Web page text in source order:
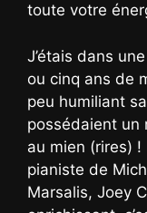
toute votre
J’étais dans
ou cinq ans de
peu humiliant
possédaient un
au mien (rires)
pianiste de
Marsalis, Joey